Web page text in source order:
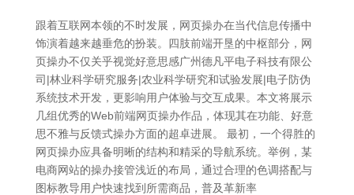
跟着互联网本领的不时发展，网页操办在当代信息传播中
饰演着越来越垂危的扮装。四肢前端开垦的中枢部分，网
页操办不仅关乎视觉好意思感广州德凡平电子科技有限公
司|林业科学研究服务|农业科学研究和试验发展|电子防伪
系统技术开发，更影响用户体验与交互成果。本文将展示
几组优秀的Web前端网页操办作品，体现其在功能、好意
思不雅与反馈式操办方面的超卓进展。 最初，一个得胜的
网页操办应具备明晰的结构和精采的导航系统。举例，某
电商网站的操办接管浅近的布局，通过合理的色调搭配与
图标教导用户快速找到所需商品，普及革新率